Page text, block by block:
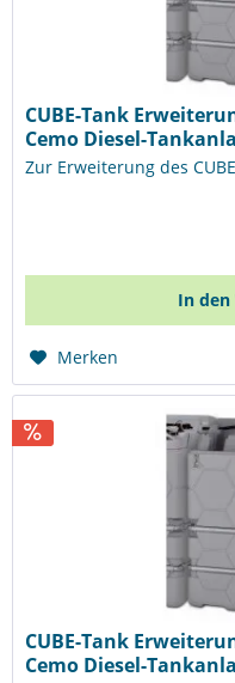
CUBE-Tank
Cemo Diesel-
Zur Erweiterung des
In den
Merken
CUBE-Tank
Cemo Diesel-